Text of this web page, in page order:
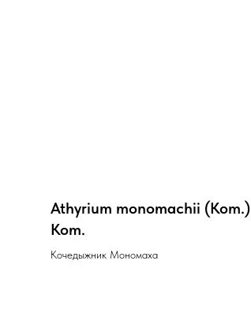
Athyrium monomachii (Kom.)
Kom.
Кочедыжник Мономаха